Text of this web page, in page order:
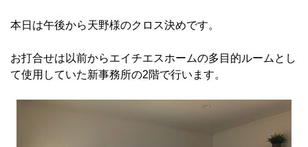
本日は午後から天野様のクロス決めです。
お打合せは以前からエイチエスホームの多目的ルームとし
て使用していた新事務所の2階で行います。